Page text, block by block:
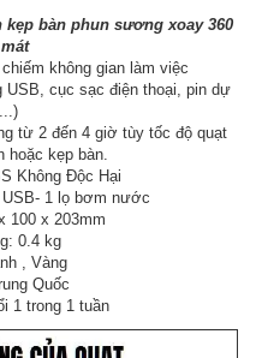
bàn phun sương xoay 360
không gian làm việc
USB, cục sạc điện thoại, pin dự
từ 2 đến 4 giờ tùy tốc độ quạt
hoặc kẹp bàn.
Không Độc Hại
1 lọ bơm nước
100 x 203mm
0.4 kg
, Vàng
Quốc
1 trong 1 tuần